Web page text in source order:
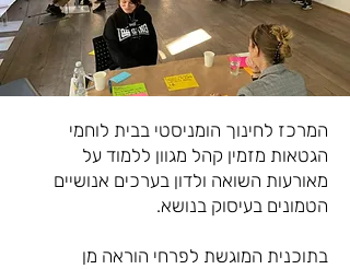
המרכז לחינוך הומניסטי בבית לוחמי
הגטאות מזמין קהל מגוון ללמוד על
מאורעות השואה ולדון בערכים אנושיים
הטמונים בעיסוק בנושא.
בתוכנית המוגשת לפרחי הוראה מן